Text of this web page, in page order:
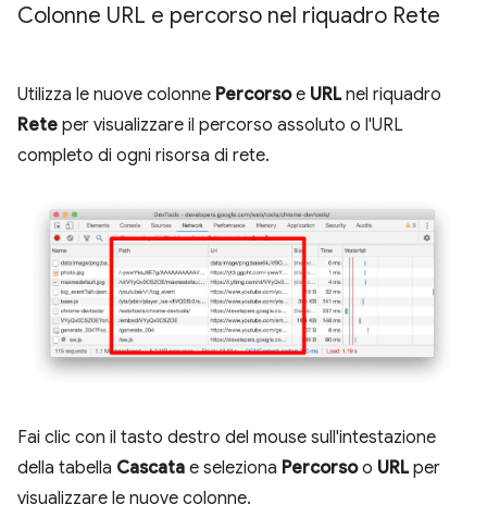
Colonne URL e percorso nel riquadro Rete
Utilizza le nuove colonne Percorsoe URLnel riquadro
Rete per visualizzare il percorso assoluto o l'URL
completo di ogni risorsa di rete.
Fai clic con il tasto destro del mouse sull'intestazione
della tabella Cascata e seleziona Percorsoo URLper
visualizzare le nuove colonne.